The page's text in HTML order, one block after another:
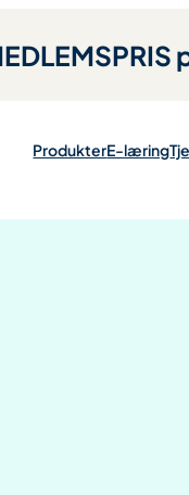
ProdukterE-læring